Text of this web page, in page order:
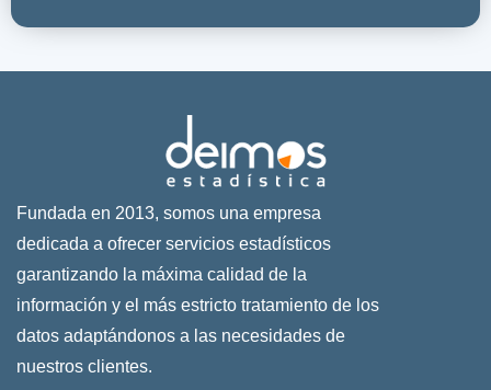
Fundada en 2013, somos una empresa
dedicada a ofrecer servicios estadísticos
garantizando la máxima calidad de la
información y el más estricto tratamiento de los
datos adaptándonos a las necesidades de
nuestros clientes.